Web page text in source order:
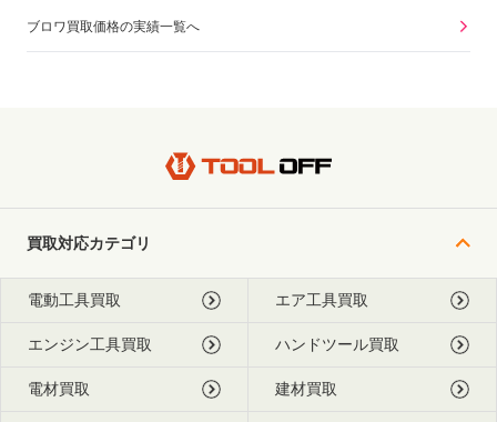
ブロワ買取価格の実績一覧へ
買取対応カテゴリ
電動工具買取 エア工具買取
エンジン工具買取 ハンドツール買取
電材買取 建材買取